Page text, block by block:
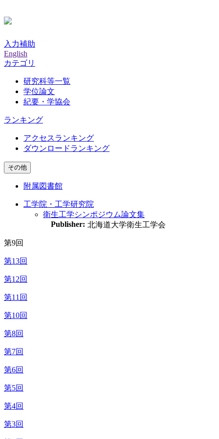
入力補助
English
カテゴリ
研究科等一覧
学位論文
紀要・学協会
ランキング
アクセスランキング
ダウンロードランキング
その他
附属図書館
工学院・工学研究院
衛生工学シンポジウム論文集
Publisher: 北海道大学衛生工学会
第9回
第13回
第12回
第11回
第10回
第8回
第7回
第6回
第5回
第4回
第3回